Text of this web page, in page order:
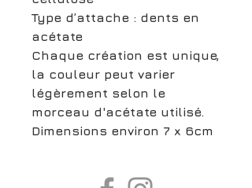
Type d’attache : dents en
acétate
Chaque création est unique,
la couleur peut varier
légèrement selon le
morceau d'acétate utilisé.
Dimensions environ 7 x 6cm